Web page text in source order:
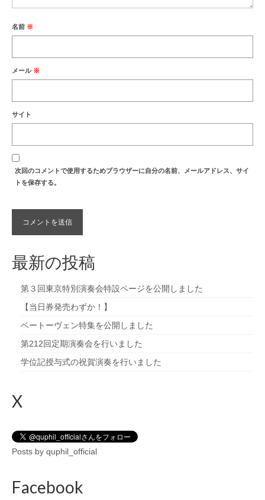
名前 ※
メール ※
サイト
次回のコメントで使用するためブラウザーに自分の名前、メールアドレス、サイ
トを保存する。
最新の投稿
第３回東京特別演奏会特設ページを公開しました
【当日券発売わずか！】
ベートーヴェン特集を公開しました
第212回定期演奏会を行いました
学位記授与式の祝賀演奏を行いました
X
Posts by quphil_official
Facebook